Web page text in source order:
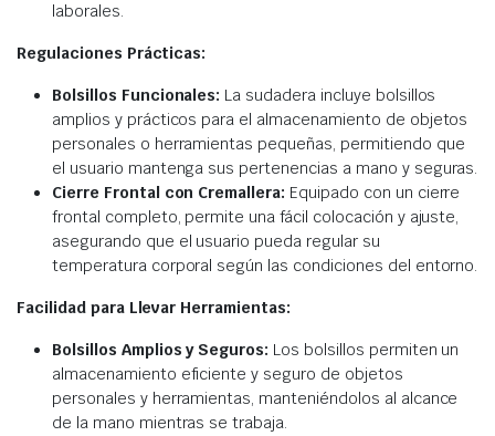
laborales.
Regulaciones Prácticas:
Bolsillos Funcionales: La sudadera incluye bolsillos
amplios y prácticos para el almacenamiento de objetos
personales o herramientas pequeñas, permitiendo que
el usuario mantenga sus pertenencias a mano y seguras.
Cierre Frontal con Cremallera: Equipado con un cierre
frontal completo, permite una fácil colocación y ajuste,
asegurando que el usuario pueda regular su
temperatura corporal según las condiciones del entorno.
Facilidad para Llevar Herramientas:
Bolsillos Amplios y Seguros: Los bolsillos permiten un
almacenamiento eficiente y seguro de objetos
personales y herramientas, manteniéndolos al alcance
de la mano mientras se trabaja.